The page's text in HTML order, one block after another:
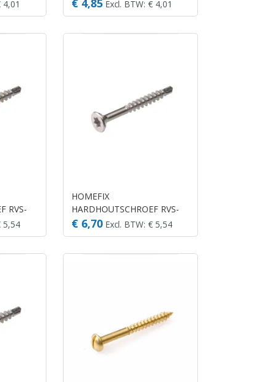
4,01 € 4,85 Excl. BTW: € 4,01
RVS-
(60)
5,54
HOMEFIX
HARDHOUTSCHROEF RVS-
410 PK TX-20 4.0X50 (40)
€ 6,70 Excl. BTW: € 5,54